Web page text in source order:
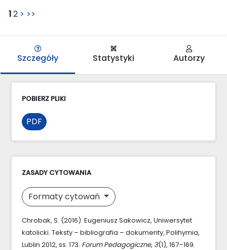
12 > >>
Szczegóły Statystyki Autorzy
POBIERZ PLIKI
PDF
ZASADY CYTOWANIA
Formaty cytowań
Chrobak, S. (2016). Eugeniusz Sakowicz, Uniwersytet
katolicki. Teksty – bibliografia – dokumenty, Polihymia,
Lublin 2012, ss. 173. Forum Pedagogiczne, 3(1), 167–169.